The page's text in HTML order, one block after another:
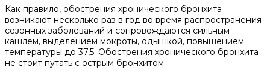
Как правило, обострения хронического бронхита
возникают несколько раз в год во время распространения
сезонных заболеваний и сопровождаются сильным
кашлем, выделением мокроты, одышкой, повышением
температуры до 37,5. Обострения хронического бронхита
не стоит путать с острым бронхитом.